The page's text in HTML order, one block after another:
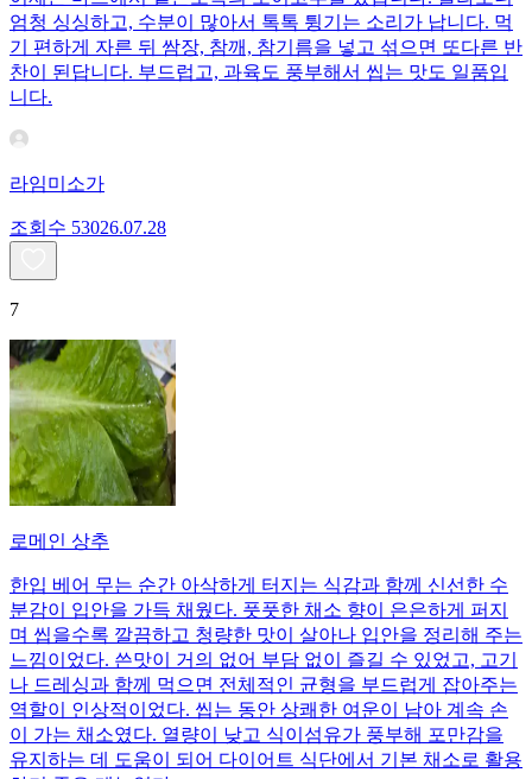
엄청 싱싱하고, 수분이 많아서 톡톡 튕기는 소리가 납니다. 먹
기 편하게 자른 뒤 쌈장, 참깨, 참기름을 넣고 섞으면 또다른 반
찬이 된답니다. 부드럽고, 과육도 풍부해서 씹는 맛도 일품입
니다.
라임미소가
조회수 53026.07.28
7
로메인 상추
한입 베어 무는 순간 아삭하게 터지는 식감과 함께 신선한 수
분감이 입안을 가득 채웠다. 풋풋한 채소 향이 은은하게 퍼지
며 씹을수록 깔끔하고 청량한 맛이 살아나 입안을 정리해 주는
느낌이었다. 쓴맛이 거의 없어 부담 없이 즐길 수 있었고, 고기
나 드레싱과 함께 먹으면 전체적인 균형을 부드럽게 잡아주는
역할이 인상적이었다. 씹는 동안 상쾌한 여운이 남아 계속 손
이 가는 채소였다. 열량이 낮고 식이섬유가 풍부해 포만감을
유지하는 데 도움이 되어 다이어트 식단에서 기본 채소로 활용